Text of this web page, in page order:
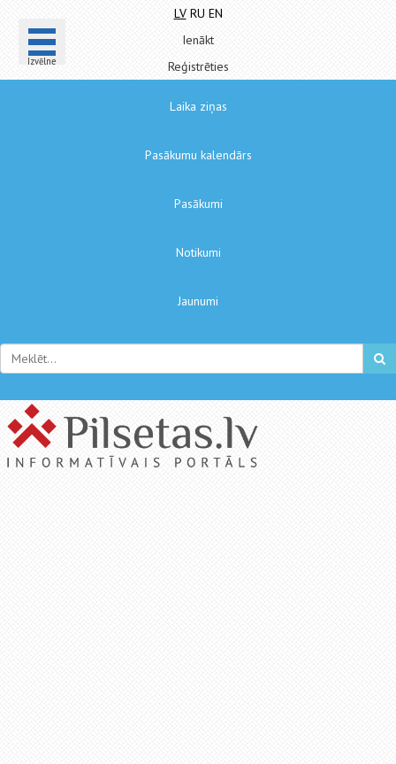
Izvēlne
LV RU EN
Ienākt
Reģistrēties
Laika ziņas
Pasākumu kalendārs
Pasākumi
Notikumi
Jaunumi